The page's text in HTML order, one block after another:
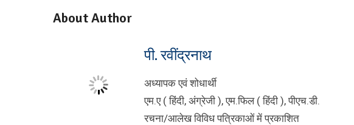
About Author
पी. रवींद्रनाथ
अध्यापक एवं शोधार्थी
एम.ए ( हिंदी, अंग्रेजी ), एम.फिल ( हिंदी ), पीएच.डी.
रचना/आलेख विविध पत्रिकाओं में प्रकाशित